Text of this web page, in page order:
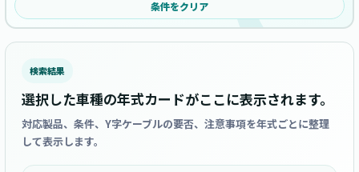
条件をクリア
検索結果
選択した車種の年式カードがここに表示されます。
対応製品、条件、Y字ケーブルの要否、注意事項を年式ごとに整理
して表示します。